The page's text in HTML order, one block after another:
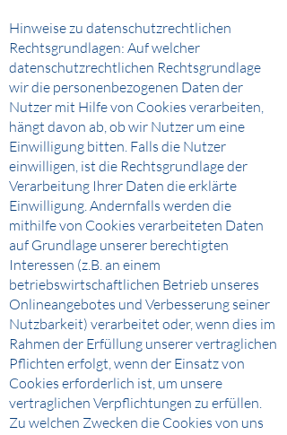
Hinweise zu datenschutzrechtlichen
Rechtsgrundlagen: Auf welcher
datenschutzrechtlichen Rechtsgrundlage
wir die personenbezogenen Daten der
Nutzer mit Hilfe von Cookies verarbeiten,
hängt davon ab, ob wir Nutzer um eine
Einwilligung bitten. Falls die Nutzer
einwilligen, ist die Rechtsgrundlage der
Verarbeitung Ihrer Daten die erklärte
Einwilligung. Andernfalls werden die
mithilfe von Cookies verarbeiteten Daten
auf Grundlage unserer berechtigten
Interessen (z.B. an einem
betriebswirtschaftlichen Betrieb unseres
Onlineangebotes und Verbesserung seiner
Nutzbarkeit) verarbeitet oder, wenn dies im
Rahmen der Erfüllung unserer vertraglichen
Pflichten erfolgt, wenn der Einsatz von
Cookies erforderlich ist, um unsere
vertraglichen Verpflichtungen zu erfüllen.
Zu welchen Zwecken die Cookies von uns